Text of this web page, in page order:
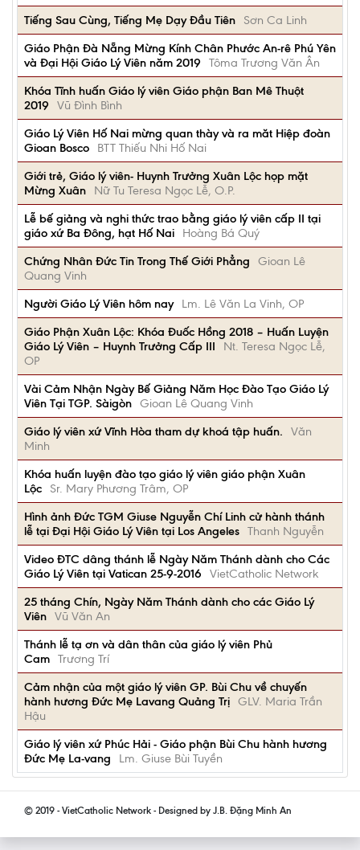
Tiếng Sau Cùng, Tiếng Mẹ Dạy Đầu Tiên
Sơn Ca Linh
Giáo Phận Đà Nẵng Mừng Kính Chân Phước An-rê Phú Yên
và Đại Hội Giáo Lý Viên năm 2019
Tôma Trương Văn Ân
Khóa Tĩnh huấn Giáo lý viên Giáo phận Ban Mê Thuột
2019
Vũ Đình Bình
Giáo Lý Viên Hố Nai mừng quan thày và ra măt Hiệp đoàn
Gioan Bosco
BTT Thiếu Nhi Hố Nai
Giới trẻ, Giáo lý viên- Huynh Trưởng Xuân Lộc họp mặt
Mừng Xuân
Nữ Tu Teresa Ngọc Lễ, O.P.
Lễ bế giảng và nghi thức trao bằng giáo lý viên cấp II tại
giáo xứ Ba Đông, hạt Hố Nai
Hoàng Bá Quý
Chứng Nhân Đức Tin Trong Thế Giới Phẳng
Gioan Lê
Quang Vinh
Người Giáo Lý Viên hôm nay
Lm. Lê Văn La Vinh, OP
Giáo Phận Xuân Lộc: Khóa Đuốc Hồng 2018 – Huấn Luyện
Giáo Lý Viên – Huynh Trưởng Cấp III
Nt. Teresa Ngọc Lễ,
OP
Vài Cảm Nhận Ngày Bế Giảng Năm Học Đào Tạo Giáo Lý
Viên Tại TGP. Sàigòn Gioan Lê Quang Vinh
Giáo lý viên xứ Vĩnh Hòa tham dự khoá tập huấn.
Văn
Minh
Khóa huấn luyện đào tạo giáo lý viên giáo phận Xuân
Lộc
Sr. Mary Phương Trâm, OP
Hình ảnh Đức TGM Giuse Nguyễn Chí Linh cử hành thánh
lễ tại Đại Hội Giáo Lý Viên tại Los Angeles Thanh Nguyễn
Video ĐTC dâng thánh lễ Ngày Năm Thánh dành cho Các
Giáo Lý Viên tại Vatican 25-9-2016
VietCatholic Network
25 tháng Chín, Ngày Năm Thánh dành cho các Giáo Lý
Viên Vũ Văn An
Thánh lễ tạ ơn và dân thân của giáo lý viên Phủ
Cam Trương Trí
Cảm nhận của một giáo lý viên GP. Bùi Chu về chuyến
hành hương Đức Mẹ Lavang Quảng Trị GLV. Maria Trần
Hậu
Giáo lý viên xứ Phúc Hải - Giáo phận Bùi Chu hành hương
Đức Mẹ La-vang
Lm. Giuse Bùi Tuyền
© 2019 - VietCatholic Network - Designed by J.B. Đặng Minh An